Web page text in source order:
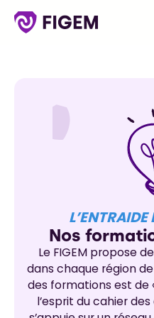
L’ENTRAIDE
Nos
Le FIGEM propose
dans chaque région
des formations est de
l’esprit du cahier